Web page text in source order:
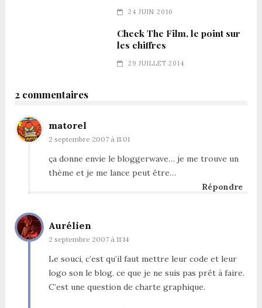
24 JUIN 2016
Check The Film, le point sur
les chiffres
29 JUILLET 2014
2 commentaires
matorel
2 septembre 2007 à 11:01
ça donne envie le bloggerwave… je me trouve un
thème et je me lance peut être…
Répondre
Aurélien
2 septembre 2007 à 11:14
Le souci, c’est qu’il faut mettre leur code et leur
logo son le blog. ce que je ne suis pas prêt à faire.
C’est une question de charte graphique.